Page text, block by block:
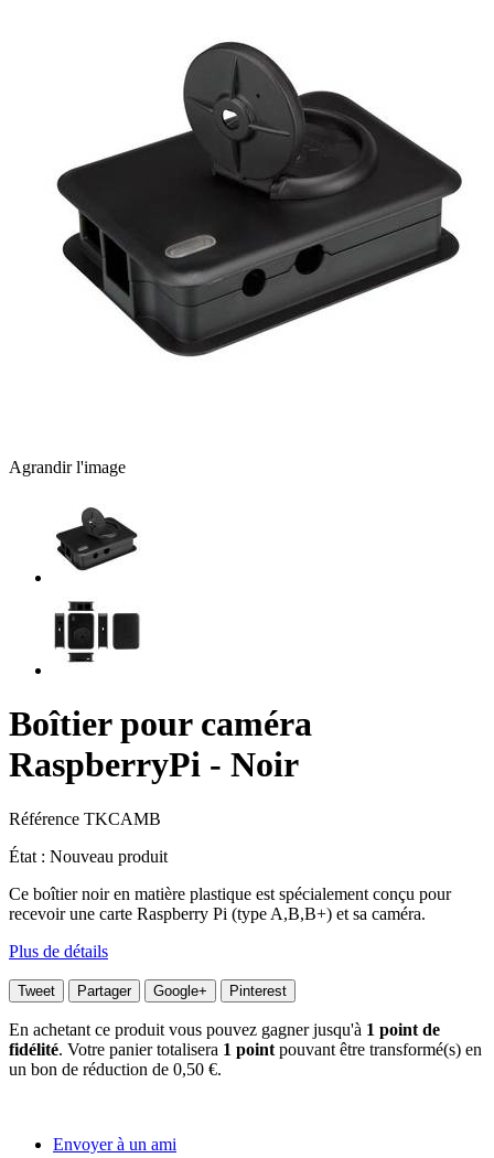
Agrandir l'image
Boîtier pour caméra
RaspberryPi - Noir
Référence TKCAMB
État : Nouveau produit
Ce boîtier noir en matière plastique est spécialement conçu pour
recevoir une carte Raspberry Pi (type A,B,B+) et sa caméra.
Plus de détails
Tweet Partager Google+ Pinterest
En achetant ce produit vous pouvez gagner jusqu'à 1 point de
fidélité. Votre panier totalisera 1 point pouvant être transformé(s) en
un bon de réduction de 0,50 €.
Envoyer à un ami